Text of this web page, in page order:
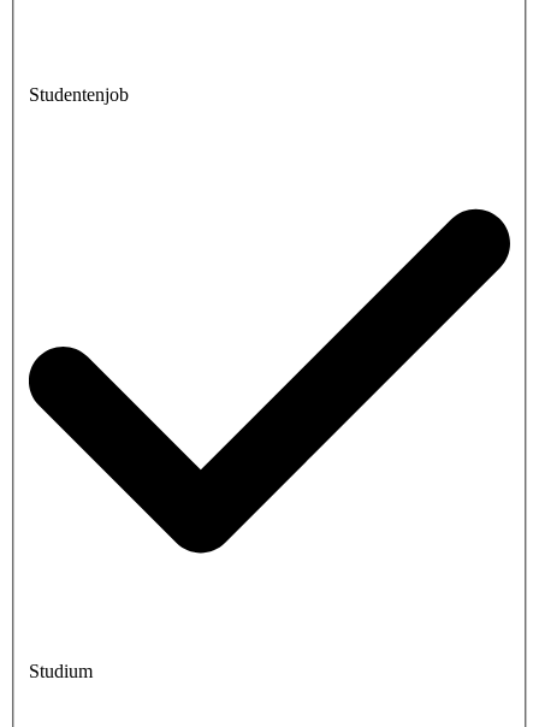
Studentenjob
Studium